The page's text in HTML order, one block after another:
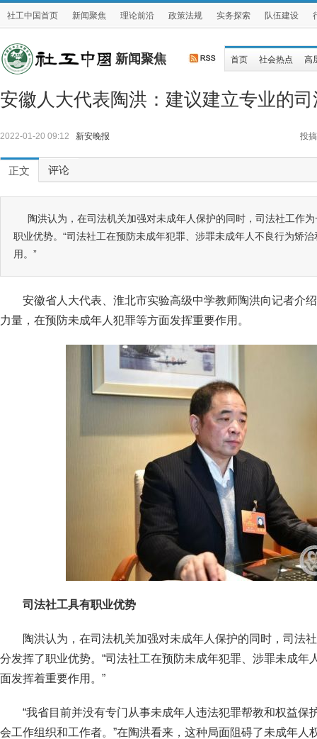
社工中国首页 新闻聚焦 理论前沿 政策法规 实务探索 队伍建设
新闻聚焦 首页 社会热点 高
安徽人大代表陶洪：建议建立专业的
2022-01-20 09:12 新安晚报 投搞
正文 评论
陶洪认为，在司法机关加强对未成年人保护的同时，司法社工作
职业优势。“司法社工在预防未成年犯罪、涉罪未成年人不良行为矫
用。”
安徽省人大代表、淮北市实验高级中学教师陶洪向记者介
力量，在预防未成年人犯罪等方面发挥重要作用。
司法社工具有职业优势
陶洪认为，在司法机关加强对未成年人保护的同时，司法
分发挥了职业优势。“司法社工在预防未成年犯罪、涉罪未成年
面发挥着重要作用。”
“我省目前并没有专门从事未成年人违法犯罪帮教和权益保
会工作组织和工作者。”在陶洪看来，这种局面阻碍了未成年人